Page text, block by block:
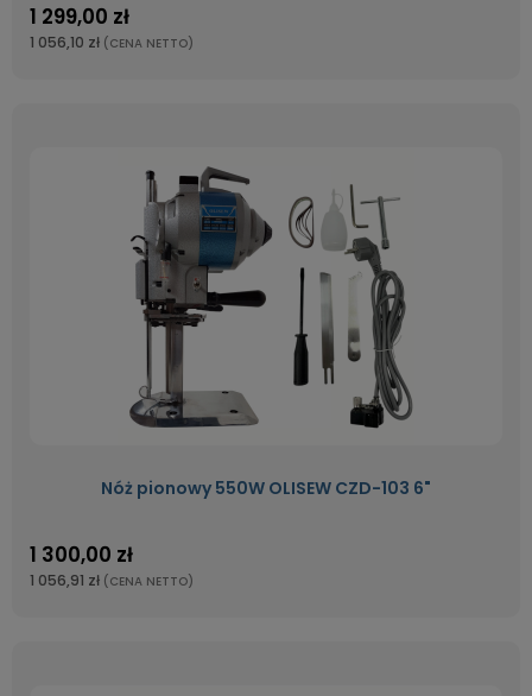
1 299,00 zł
1 056,10 zł (CENA NETTO)
Nóż pionowy 550W OLISEW CZD-103 6"
1 300,00 zł
1 056,91 zł (CENA NETTO)